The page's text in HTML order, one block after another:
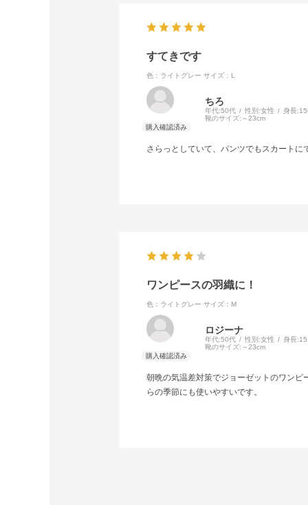
すてきです
色：ライトグレー サイズ：L
ちろ
年代:50代 性別:女性 身長:
靴のサイズ: ～23cm
さらっとしていて、パンツでもスカート
ワンピースの羽織に！
色：ライトグレー サイズ：M
ロジーナ
年代:50代 性別:女性 身長:
靴のサイズ: ～23cm
朝晩の気温差対策でジョーゼットのワン
らの季節にも使いやすいです。